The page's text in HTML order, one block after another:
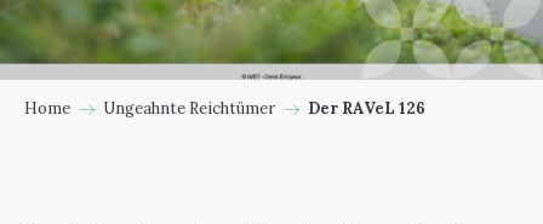
Home Ungeahnte Reichtümer Der RAVeL 126